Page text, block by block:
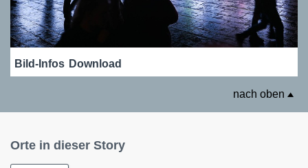
Bild-Infos Download
nach oben
Orte in dieser Story